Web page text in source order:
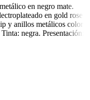
en negro mate.
en gold rose
y anillos metálicos color
negra. Presentación: